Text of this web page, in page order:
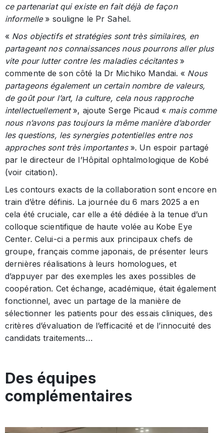
ce partenariat qui existe en fait déjà de façon
informelle » souligne le Pr Sahel.
« Nos objectifs et stratégies sont très similaires, en
partageant nos connaissances nous pourrons aller plus
vite pour lutter contre les maladies cécitantes»
commente de son côté la Dr Michiko Mandai. « Nous
partageons également un certain nombre de valeurs,
de goût pour l’art, la culture, cela nous rapproche
intellectuellement», ajoute Serge Picaud « mais comme
nous n’avons pas toujours la même manière d’aborder
les questions, les synergies potentielles entre nos
approches sont très importantes ». Un espoir partagé
par le directeur de l’Hôpital ophtalmologique de Kobé
(voir citation).
Les contours exacts de la collaboration sont encore en
train d’être définis. La journée du 6 mars 2025 a en
cela été cruciale, car elle a été dédiée à la tenue d’un
colloque scientifique de haute volée au Kobe Eye
Center. Celui-ci a permis aux principaux chefs de
groupe, français comme japonais, de présenter leurs
dernières réalisations à leurs homologues, et
d’appuyer par des exemples les axes possibles de
coopération. Cet échange, académique, était également
fonctionnel, avec un partage de la manière de
sélectionner les patients pour des essais cliniques, des
critères d’évaluation de l’efficacité et de l’innocuité des
candidats traitements…
Des équipes
complémentaires